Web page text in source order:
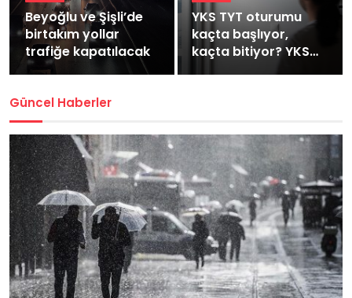
Beyoğlu ve Şişli’de
birtakım yollar
trafiğe kapatılacak
YKS TYT oturumu
kaçta başlıyor,
kaçta bitiyor? YKS
Güncel Haberler